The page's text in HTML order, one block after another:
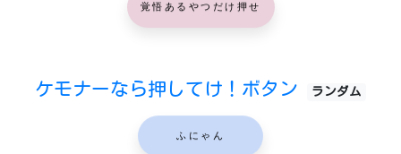
覚悟あるやつだけ押せ
ケモナーなら押してけ！ボタン ランダム
ふにゃん